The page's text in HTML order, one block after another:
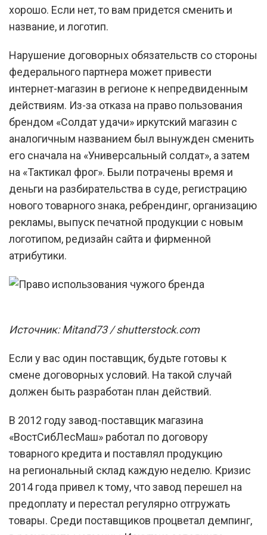
хорошо. Если нет, то вам придется сменить и
название, и логотип.
Нарушение договорных обязательств со стороны
федерального партнера может привести
интернет-магазин в регионе к непредвиденным
действиям. Из-за отказа на право пользования
брендом «Солдат удачи» иркутский магазин с
аналогичным названием был вынужден сменить
его сначала на «Универсальный солдат», а затем
на «Тактикал фрог». Были потрачены время и
деньги на разбирательства в суде, регистрацию
нового товарного знака, ребрендинг, организацию
рекламы, выпуск печатной продукции с новым
логотипом, редизайн сайта и фирменной
атрибутики.
Источник: Mitand73 / shutterstock.com
Если у вас один поставщик, будьте готовы к
смене договорных условий. На такой случай
должен быть разработан план действий.
В 2012 году завод-поставщик магазина
«ВостСибЛесМаш» работал по договору
товарного кредита и поставлял продукцию
на региональный склад каждую неделю. Кризис
2014 года привел к тому, что завод перешел на
предоплату и перестал регулярно отгружать
товары. Среди поставщиков процветал демпинг,